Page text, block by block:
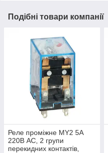
Подібні товари компанії
Реле проміжне MY2 5А
220В AC, 2 групи
перекидних контактів,